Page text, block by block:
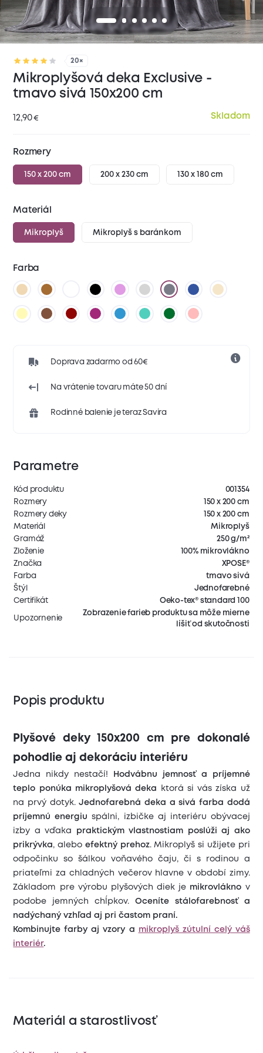
20×
Mikroplyšová deka Exclusive -
tmavo sivá 150x200 cm
12,90€ Skladom
Rozmery
150 x 200 cm 200 x 230 cm 130 x 180 cm
Materiál
Mikroplyš Mikroplyš s baránkom
Farba
Doprava zadarmo od 60€
Na vrátenie tovaru máte 50 dní
Rodinné balenie je teraz Savira
Parametre
Kód produktu
001354
Rozmery
150 x 200 cm
Rozmery deky
150 x 200 cm
Materiál
Mikroplyš
Gramáž
250 g/m²
Zloženie
100% mikrovlákno
Značka
XPOSE®
Farba
tmavo sivá
Štýl
Jednofarebné
Certifikát
Oeko-tex® standard 100
Upozornenie
Zobrazenie farieb produktu sa môže mierne
líšiť od skutočnosti
Popis produktu
Plyšové deky 150x200 cm pre dokonalé
pohodlie aj dekoráciu interiéru
Jedna nikdy nestačí!
Hodvábnu jemnosť a príjemné
teplo ponúka mikroplyšová deka
ktorá si vás získa už
na prvý dotyk.Jednofarebná deka a sivá farba dodá
príjemnú energiu
spálni, izbičke aj interiéru obývacej
izby a vďaka
praktickým vlastnostiam
poslúži aj ako
prikrývka, alebo efektný prehoz. Mikroplyš si užijete pri
odpočinku so šálkou voňavého čaju, či s rodinou a
priateľmi za chladných večerov hlavne v období zimy.
Základom pre výrobu plyšových diek je mikrovlákno v
podobe jemných chĺpkov. Oceníte stálofarebnosť a
nadýchaný vzhľad aj pri častom praní.
Kombinujte farby aj vzory a
mikroplyš zútulní celý váš
interiér.
Materiál a starostlivosť